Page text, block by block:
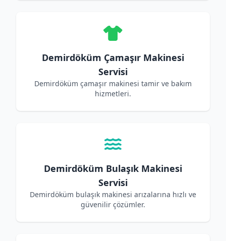
Demirdöküm Çamaşır Makinesi
Servisi
Demirdöküm çamaşır makinesi tamir ve bakım
hizmetleri.
Demirdöküm Bulaşık Makinesi
Servisi
Demirdöküm bulaşık makinesi arızalarına hızlı ve
güvenilir çözümler.